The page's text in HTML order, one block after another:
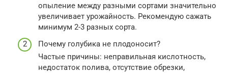
опыление между разными сортами значительно
увеличивает урожайность. Рекомендую сажать
минимум 2-3 разных сорта.
Почему голубика не плодоносит?
Частые причины: неправильная кислотность,
недостаток полива, отсутствие обрезки,